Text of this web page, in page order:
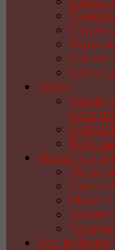
Шитье
Шитье
Кухня
Красота и
Сам
Мода и
Все рубрики